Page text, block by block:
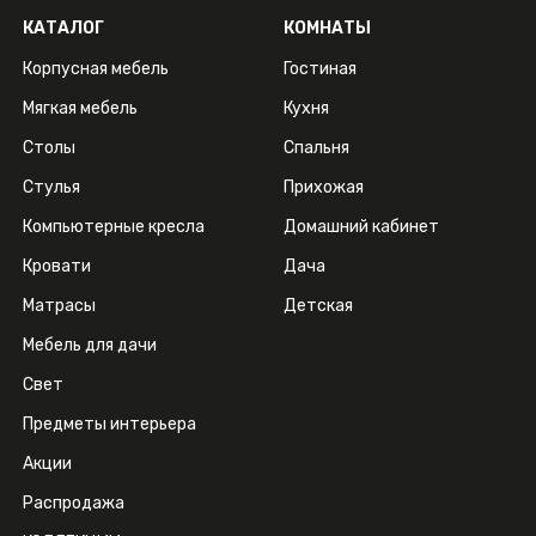
КАТАЛОГ
Корпусная мебель
Мягкая мебель
Столы
Стулья
Компьютерные кресла
Кровати
Матрасы
Мебель для дачи
Свет
Предметы интерьера
Акции
Распродажа
КОМНАТЫ
Гостиная
Кухня
Спальня
Прихожая
Домашний кабинет
Дача
Детская